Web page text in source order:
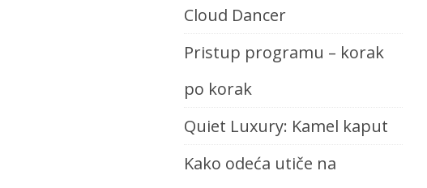
Cloud Dancer
Pristup programu – korak
po korak
Quiet Luxury: Kamel kaput
Kako odeća utiče na